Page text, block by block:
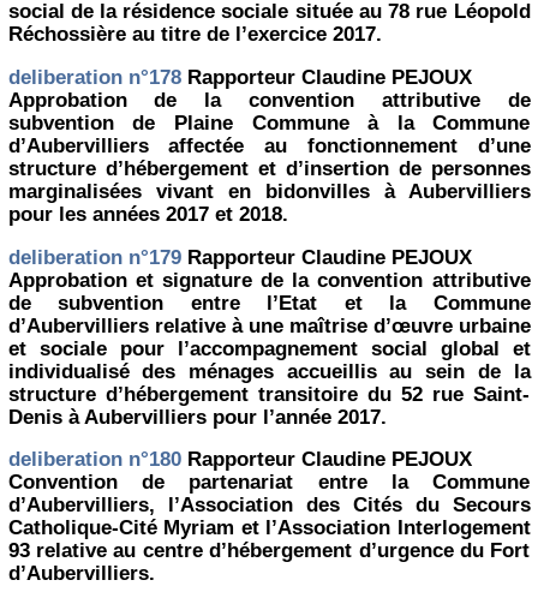
social de la résidence sociale située au 78 rue Léopold
Réchossière au titre de l’exercice 2017.
deliberation n°178Rapporteur Claudine PEJOUX
Approbation de la convention attributive de
subvention de Plaine Commune à la Commune
d’Aubervilliers affectée au fonctionnement d’une
structure d’hébergement et d’insertion de personnes
marginalisées vivant en bidonvilles à Aubervilliers
pour les années 2017 et 2018.
deliberation n°179Rapporteur Claudine PEJOUX
Approbation et signature de la convention attributive
de subvention entre l’Etat et la Commune
d’Aubervilliers relative à une maîtrise d’œuvre urbaine
et sociale pour l’accompagnement social global et
individualisé des ménages accueillis au sein de la
structure d’hébergement transitoire du 52 rue Saint-
Denis à Aubervilliers pour l’année 2017.
deliberation n°180Rapporteur Claudine PEJOUX
Convention de partenariat entre la Commune
d’Aubervilliers, l’Association des Cités du Secours
Catholique-Cité Myriam et l’Association Interlogement
93 relative au centre d’hébergement d’urgence du Fort
d’Aubervilliers.